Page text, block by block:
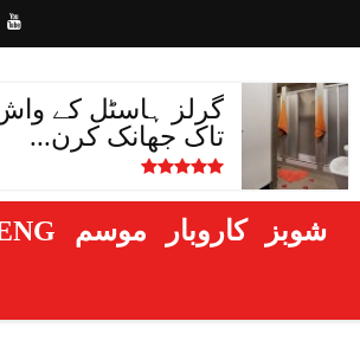
گرلز ہاسٹل کے
تاک جھانک کرن...
شوبز کاروبار موسم